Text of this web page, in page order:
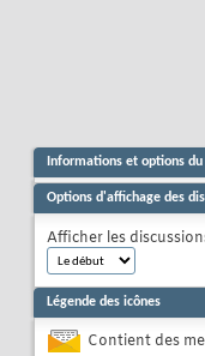
Informations et options
Options d'affichage des
Afficher les
Légende des icônes
Contient des